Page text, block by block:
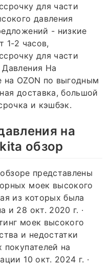
для части
давления
- низкие
1-2 часов,
для части
На
на OZON по выгодным
доставка, большой
и кэшбэк.
на
обзор
представлены
моек высокого
из которых была
и 28 окт. 2020 г. ·
моек высокого
и недостатки
на
10 окт. 2024 г. ·